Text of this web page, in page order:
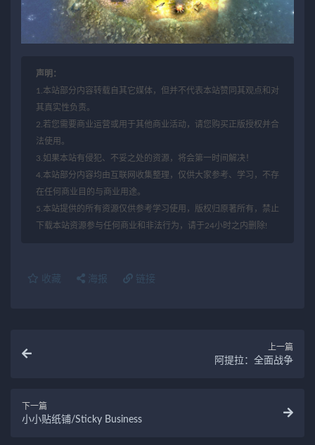
声明：
1.本站部分内容转载自其它媒体，但并不代表本站赞同其观点和对
其真实性负责。
2.若您需要商业运营或用于其他商业活动，请您购买正版授权并合
法使用。
3.如果本站有侵犯、不妥之处的资源，将会第一时间解决！
4.本站部分内容均由互联网收集整理，仅供大家参考、学习，不存
在任何商业目的与商业用途。
5.本站提供的所有资源仅供参考学习使用，版权归原著所有，禁止
下载本站资源参与任何商业和非法行为，请于24小时之内删除!
收藏 海报 链接
上一篇
阿提拉：全面战争
下一篇
小小贴纸铺/Sticky Business